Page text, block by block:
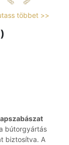
többet >>
bútorgyártás
biztosítva. A